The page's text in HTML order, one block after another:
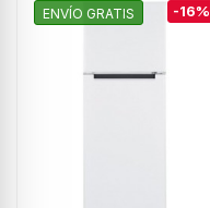
ENVÍO GRATIS -16%